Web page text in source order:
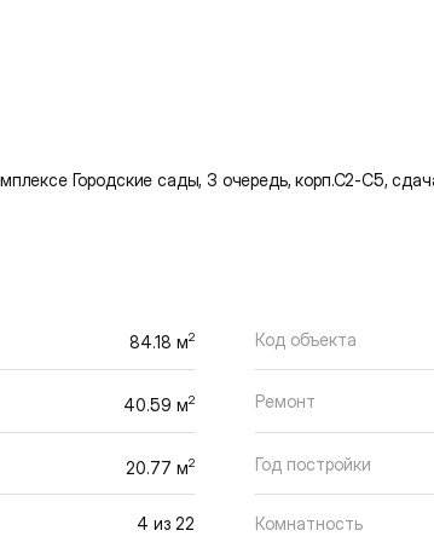
Городские сады, 3 очередь, корп.С2-С5,
84.18 м2 Код объекта
40.59 м2 Ремонт
20.77 м2 Год постройки
4 из 22 Комнатность